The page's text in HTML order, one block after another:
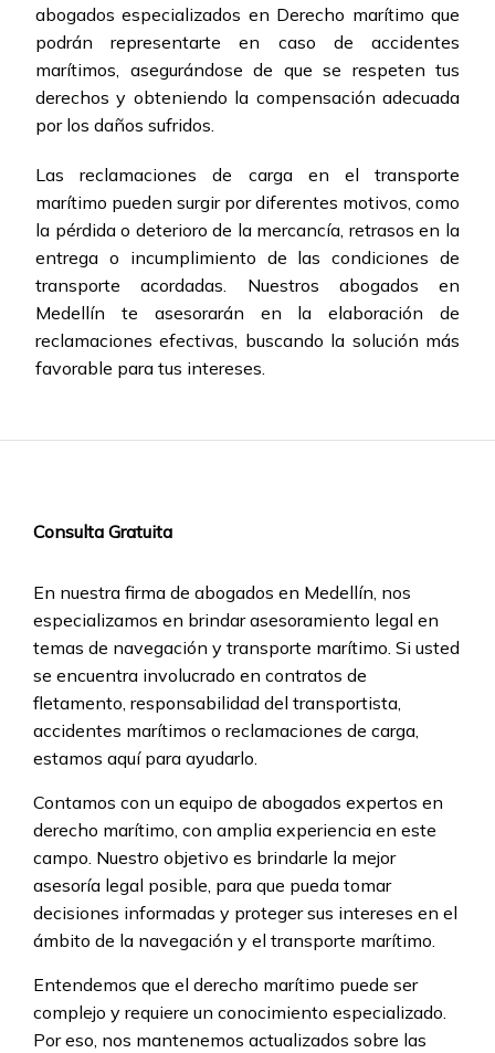
abogados especializados en Derecho marítimo que
podrán representarte en caso de accidentes
marítimos, asegurándose de que se respeten tus
derechos y obteniendo la compensación adecuada
por los daños sufridos.
Las reclamaciones de carga en el transporte
marítimo pueden surgir por diferentes motivos, como
la pérdida o deterioro de la mercancía, retrasos en la
entrega o incumplimiento de las condiciones de
transporte acordadas. Nuestros abogados en
Medellín te asesorarán en la elaboración de
reclamaciones efectivas, buscando la solución más
favorable para tus intereses.
Consulta Gratuita
En nuestra firma de abogados en Medellín, nos
especializamos en brindar asesoramiento legal en
temas de navegación y transporte marítimo. Si usted
se encuentra involucrado en contratos de
fletamento, responsabilidad del transportista,
accidentes marítimos o reclamaciones de carga,
estamos aquí para ayudarlo.
Contamos con un equipo de abogados expertos en
derecho marítimo, con amplia experiencia en este
campo. Nuestro objetivo es brindarle la mejor
asesoría legal posible, para que pueda tomar
decisiones informadas y proteger sus intereses en el
ámbito de la navegación y el transporte marítimo.
Entendemos que el derecho marítimo puede ser
complejo y requiere un conocimiento especializado.
Por eso, nos mantenemos actualizados sobre las